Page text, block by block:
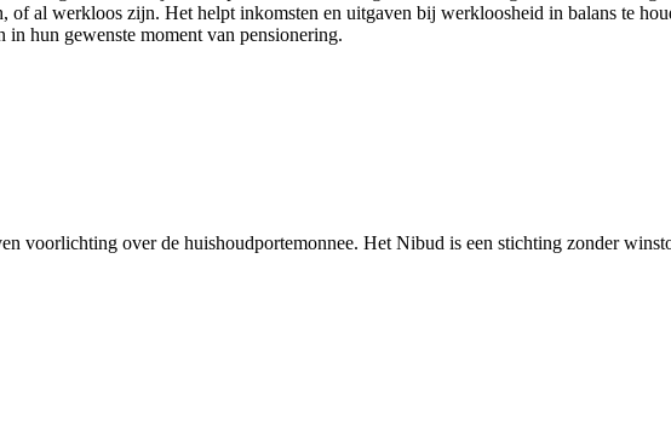
al werkloos zijn. Het helpt inkomsten en uitgaven bij werkloosheid in balans te
hun gewenste moment van pensionering.
voorlichting over de huishoudportemonnee. Het Nibud is een stichting zonder